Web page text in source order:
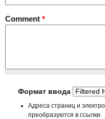
Comment *
Формат ввода
Адреса страниц и
преобразуются в ссылки.